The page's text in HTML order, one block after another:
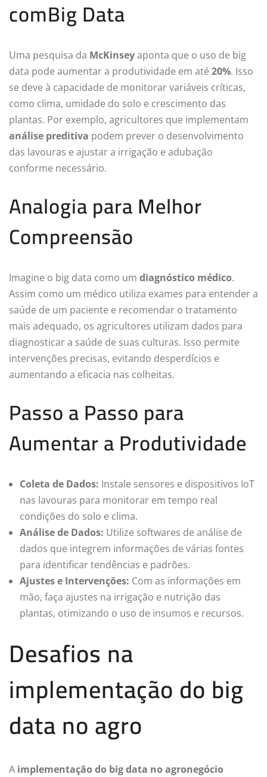
comBig Data
Uma pesquisa da McKinseyaponta que o uso de big
data pode aumentar a produtividade em até 20%. Isso
se deve à capacidade de monitorar variáveis críticas,
como clima, umidade do solo e crescimento das
plantas. Por exemplo, agricultores que implementam
análise preditiva podem prever o desenvolvimento
das lavouras e ajustar a irrigação e adubação
conforme necessário.
Analogia para Melhor
Compreensão
Imagine o big data como um diagnóstico médico.
Assim como um médico utiliza exames para entender a
saúde de um paciente e recomendar o tratamento
mais adequado, os agricultores utilizam dados para
diagnosticar a saúde de suas culturas. Isso permite
intervenções precisas, evitando desperdícios e
aumentando a eficacia nas colheitas.
Passo a Passo para
Aumentar a Produtividade
Coleta de Dados: Instale sensores e dispositivos IoT
nas lavouras para monitorar em tempo real
condições do solo e clima.
Análise de Dados: Utilize softwares de análise de
dados que integrem informações de várias fontes
para identificar tendências e padrões.
Ajustes e Intervenções: Com as informações em
mão, faça ajustes na irrigação e nutrição das
plantas, otimizando o uso de insumos e recursos.
Desafios na
implementação do big
data no agro
A implementação do big data no agronegócio